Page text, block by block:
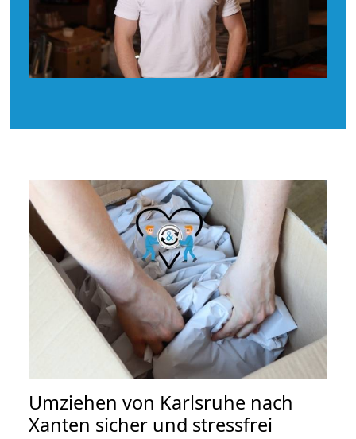
Umziehen von Karlsruhe nach
Xanten sicher und stressfrei